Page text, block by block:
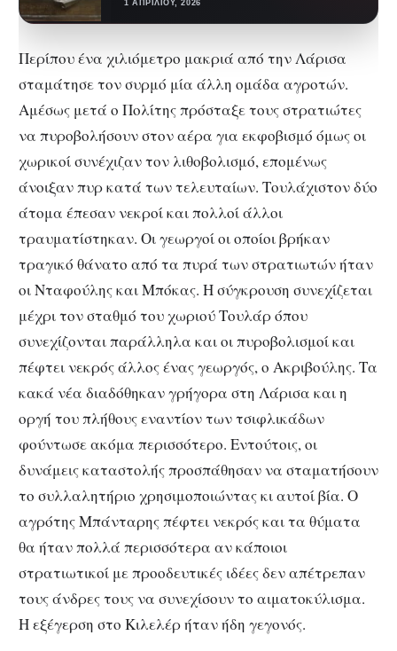
για πρόσωπα τα οποία με…
1 ΑΠΡΙΛΊΟΥ, 2026
Περίπου ένα χιλιόμετρο μακριά από την Λάρισα
σταμάτησε τον συρμό μία άλλη ομάδα αγροτών.
Αμέσως μετά ο Πολίτης πρόσταξε τους στρατιώτες
να πυροβολήσουν στον αέρα για εκφοβισμό όμως οι
χωρικοί συνέχιζαν τον λιθοβολισμό, επομένως
άνοιξαν πυρ κατά των τελευταίων. Τουλάχιστον δύο
άτομα έπεσαν νεκροί και πολλοί άλλοι
τραυματίστηκαν. Οι γεωργοί οι οποίοι βρήκαν
τραγικό θάνατο από τα πυρά των στρατιωτών ήταν
οι Νταφούλης και Μπόκας. Η σύγκρουση συνεχίζεται
μέχρι τον σταθμό του χωριού Τουλάρ όπου
συνεχίζονται παράλληλα και οι πυροβολισμοί και
πέφτει νεκρός άλλος ένας γεωργός, ο Ακριβούλης. Τα
κακά νέα διαδόθηκαν γρήγορα στη Λάρισα και η
οργή του πλήθους εναντίον των τσιφλικάδων
φούντωσε ακόμα περισσότερο. Εντούτοις, οι
δυνάμεις καταστολής προσπάθησαν να σταματήσουν
το συλλαλητήριο χρησιμοποιώντας κι αυτοί βία. Ο
αγρότης Μπάνταρης πέφτει νεκρός και τα θύματα
θα ήταν πολλά περισσότερα αν κάποιοι
στρατιωτικοί με προοδευτικές ιδέες δεν απέτρεπαν
τους άνδρες τους να συνεχίσουν το αιματοκύλισμα.
Η εξέγερση στο Κιλελέρ ήταν ήδη γεγονός.